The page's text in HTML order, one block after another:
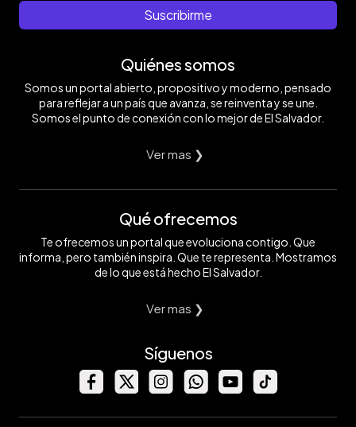
Suscribirme
Quiénes somos
Somos un portal abierto, propositivo y moderno, pensado
para reflejar a un país que avanza, se reinventa y se une.
Somos el punto de conexión con lo mejor de El Salvador.
Ver mas ❯
Qué ofrecemos
Te ofrecemos un portal que evoluciona contigo. Que
informa, pero también inspira. Que te representa. Mostramos
de lo que está hecho El Salvador.
Ver mas ❯
Síguenos